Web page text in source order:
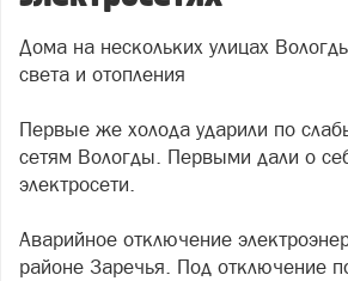
Дома на нескольких улицах
света и отопления
Первые же холода ударили по
сетям Вологды. Первыми дали о
электросети.
Аварийное отключение
районе Заречья. Под отключение